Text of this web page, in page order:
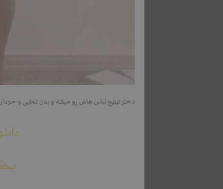
دختر تینیج لباس هاش رو میکنه و بدن نمایی و